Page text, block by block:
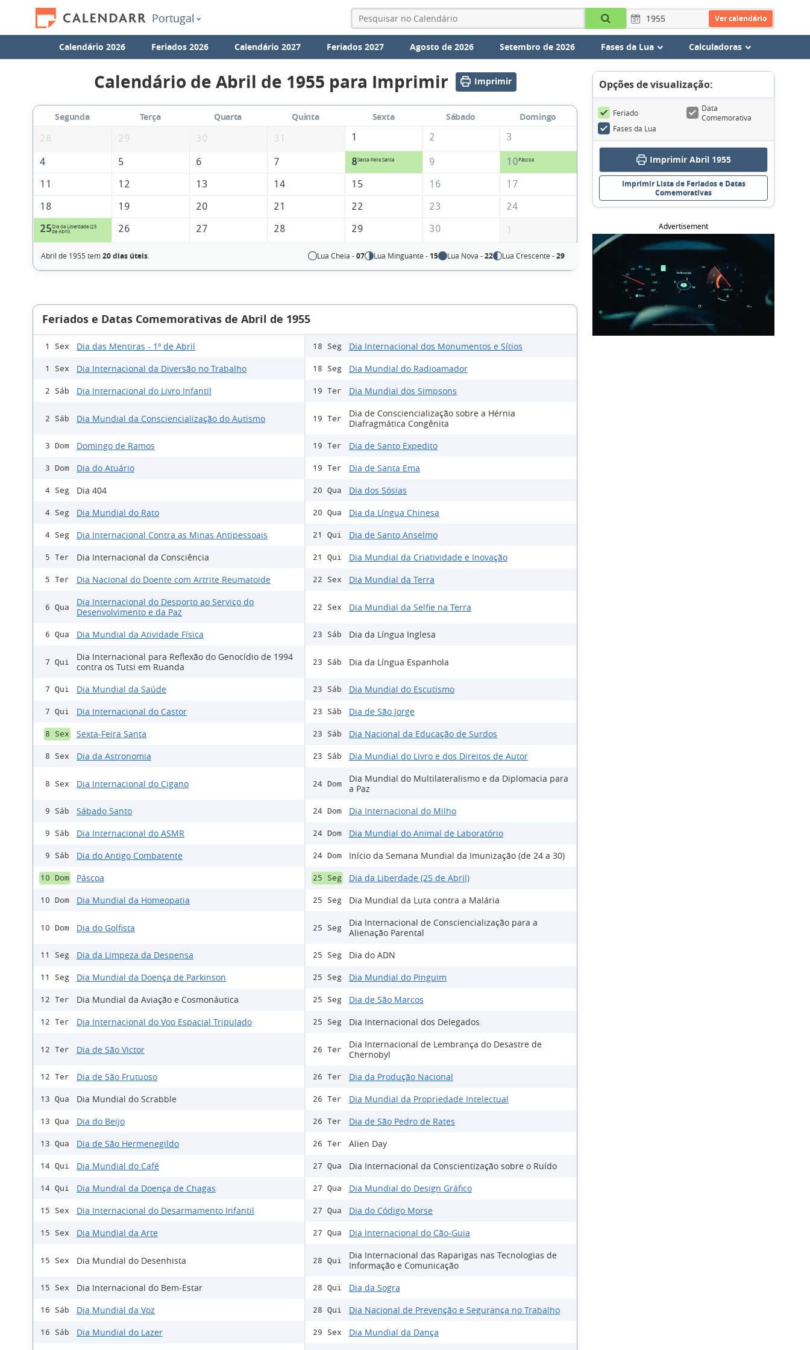
Portugal Ver calendário
Calendário 2026 Feriados 2026 Calendário 2027 Feriados 2027 Agosto de 2026 Setembro de 2026 Fases da Lua Calculadoras
Calendário de Abril de 1955 para Imprimir Imprimir
Segunda Terça Quarta Quinta Sexta Sábado
Domingo
28
29 30 31 1 2 3
4 5 6 7 8Sexta-Feira Santa 9 10Páscoa
11 12 13 14 15 16
17
18
19 20 21 22 23
24
25Dia da Liberdade (25
de Abril)
26 27 28 29 30 1
Abril de 1955 tem20 dias úteis. Lua Cheia -07 Lua Minguante - 15 Lua Nova -22 Lua Crescente -29
Feriados e Datas Comemorativas de Abril de 1955
1 Sex Dia das Mentiras - 1º de Abril
1 Sex Dia Internacional da Diversão no Trabalho
2 Sáb Dia Internacional do Livro Infantil
2 Sáb Dia Mundial da Consciencialização do Autismo
3 Dom Domingo de Ramos
3 Dom Dia do Atuário
4 Seg Dia 404
4 Seg Dia Mundial do Rato
4 Seg Dia Internacional Contra as Minas Antipessoais
5 Ter Dia Internacional da Consciência
5 Ter Dia Nacional do Doente com Artrite Reumatoide
6 Qua
Dia Internacional do Desporto ao Serviço do
Desenvolvimento e da Paz
6 Qua Dia Mundial da Atividade Física
7 Qui
Dia Internacional para Reflexão do Genocídio de 1994
contra os Tutsi em Ruanda
7 Qui Dia Mundial da Saúde
7 Qui Dia Internacional do Castor
8 Sex Sexta-Feira Santa
8 Sex Dia da Astronomia
8 Sex Dia Internacional do Cigano
9 Sáb Sábado Santo
9 Sáb Dia Internacional do ASMR
9 Sáb Dia do Antigo Combatente
10 Dom Páscoa
10 Dom Dia Mundial da Homeopatia
10 Dom Dia do Golfista
11 Seg Dia da Limpeza da Despensa
11 Seg Dia Mundial da Doença de Parkinson
12 Ter Dia Mundial da Aviação e Cosmonáutica
12 Ter Dia Internacional do Voo Espacial Tripulado
12 Ter Dia de São Victor
12 Ter Dia de São Frutuoso
13 Qua Dia Mundial do Scrabble
13 Qua Dia do Beijo
13 Qua Dia de São Hermenegildo
14 Qui Dia Mundial do Café
14 Qui Dia Mundial da Doença de Chagas
15 Sex Dia Internacional do Desarmamento Infantil
15 Sex Dia Mundial da Arte
15 Sex Dia Mundial do Desenhista
15 Sex Dia Internacional do Bem-Estar
16 Sáb Dia Mundial da Voz
16 Sáb Dia Mundial do Lazer
18 Seg Dia Internacional dos Monumentos e Sítios
18 Seg Dia Mundial do Radioamador
19 Ter Dia Mundial dos Simpsons
19 Ter
Dia de Consciencialização sobre a Hérnia
Diafragmática Congênita
19 Ter Dia de Santo Expedito
19 Ter Dia de Santa Ema
20 Qua Dia dos Sósias
20 Qua Dia da Língua Chinesa
21 Qui Dia de Santo Anselmo
21 Qui Dia Mundial da Criatividade e Inovação
22 Sex Dia Mundial da Terra
22 Sex Dia Mundial da Selfie na Terra
23 Sáb Dia da Língua Inglesa
23 Sáb Dia da Língua Espanhola
23 Sáb Dia Mundial do Escutismo
23 Sáb Dia de São Jorge
23 Sáb Dia Nacional da Educação de Surdos
23 Sáb Dia Mundial do Livro e dos Direitos de Autor
24 Dom
Dia Mundial do Multilateralismo e da Diplomacia para
a Paz
24 Dom Dia Internacional do Milho
24 Dom Dia Mundial do Animal de Laboratório
24 Dom Início da Semana Mundial da Imunização (de 24 a 30)
25 Seg Dia da Liberdade (25 de Abril)
25 Seg Dia Mundial da Luta contra a Malária
25 Seg
Dia Internacional de Consciencialização para a
Alienação Parental
25 Seg Dia do ADN
25 Seg Dia Mundial do Pinguim
25 Seg Dia de São Marcos
25 Seg Dia Internacional dos Delegados
26 Ter
Dia Internacional de Lembrança do Desastre de
Chernobyl
26 Ter Dia da Produção Nacional
26 Ter Dia Mundial da Propriedade Intelectual
26 Ter Dia de São Pedro de Rates
26 Ter Alien Day
27 Qua Dia Internacional da Conscientização sobre o Ruído
27 Qua Dia Mundial do Design Gráfico
27 Qua Dia do Código Morse
27 Qua Dia Internacional do Cão-Guia
28 Qui
Dia Internacional das Raparigas nas Tecnologias de
Informação e Comunicação
28 Qui Dia da Sogra
28 Qui Dia Nacional de Prevenção e Segurança no Trabalho
29 Sex
Dia Mundial da Dança
Opções de visualização:
Feriado
Data
Comemorativa
Fases da Lua
Imprimir Abril 1955
Imprimir Lista de Feriados e Datas
Comemorativas
Advertisement